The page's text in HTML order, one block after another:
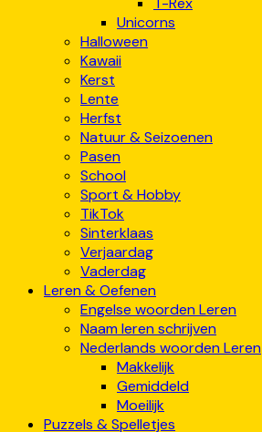
Unicorns
Halloween
Kawaii
Kerst
Lente
Herfst
Natuur & Seizoenen
Pasen
School
Sport & Hobby
TikTok
Sinterklaas
Verjaardag
Vaderdag
Leren & Oefenen
Engelse woorden Leren
Naam leren schrijven
Nederlands woorden Leren
Makkelijk
Gemiddeld
Moeilijk
Puzzels & Spelletjes